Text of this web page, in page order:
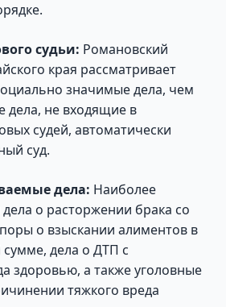
судьи: Романовский
края рассматривает
значимые дела, чем
дела, не входящие в
судей, автоматически
суд.
дела: Наиболее
о расторжении брака со
о взыскании алиментов в
дела о ДТП с
здоровью, а также уголовные
тяжкого вреда